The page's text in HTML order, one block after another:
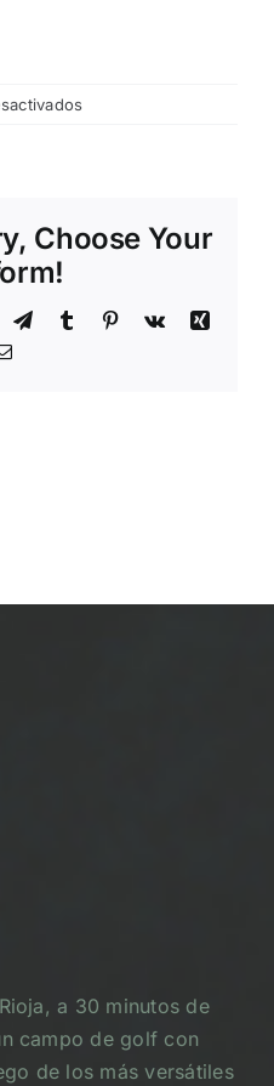
Choose Your
TelegramTumblr Pinterest
Vk
Xing
Email
a 30 minutos de
campo de golf con
de los más versátiles